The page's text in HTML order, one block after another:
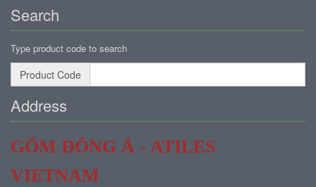
Search
Type product code to search
Product Code
Address
GỐM ĐÔNG Á - ATILES
VIETNAM